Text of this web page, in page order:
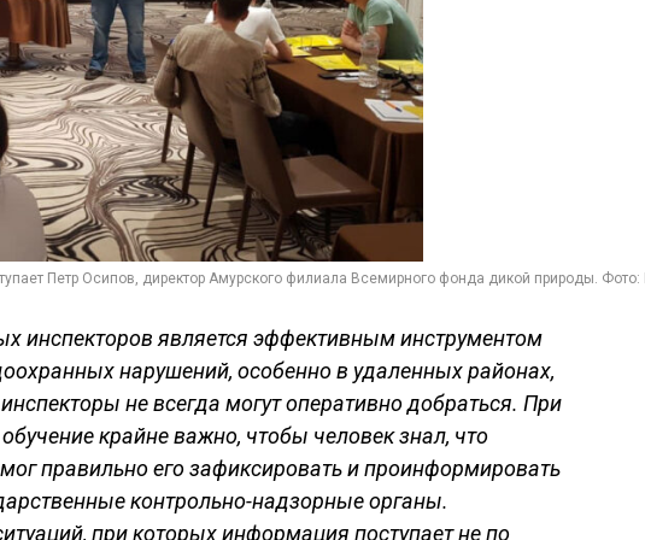
Петр Осипов, директор Амурского филиала Всемирного фонда дикой природы.
инспекторов является эффективным инструментом
нарушений, особенно в удаленных районах,
не всегда могут оперативно добраться. При
крайне важно, чтобы человек знал, что
правильно его зафиксировать и проинформировать
контрольно-надзорные органы.
при которых информация поступает не по